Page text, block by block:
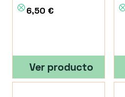
6,50 €
Ver producto